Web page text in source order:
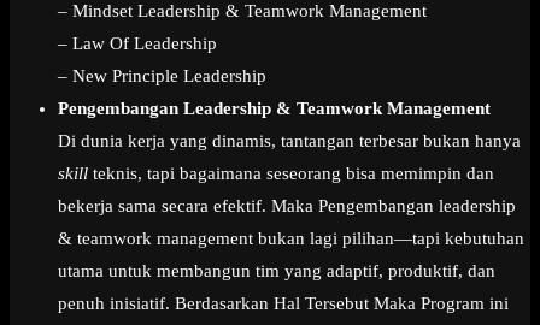
– Mindset Leadership & Teamwork Management
– Law Of Leadership
– New Principle Leadership
Pengembangan Leadership & Teamwork Management
Di dunia kerja yang dinamis, tantangan terbesar bukan hanya
skill teknis, tapi bagaimana seseorang bisa memimpin dan
bekerja sama secara efektif. Maka Pengembangan leadership
& teamwork management bukan lagi pilihan—tapi kebutuhan
utama untuk membangun tim yang adaptif, produktif, dan
penuh inisiatif. Berdasarkan Hal Tersebut Maka Program ini